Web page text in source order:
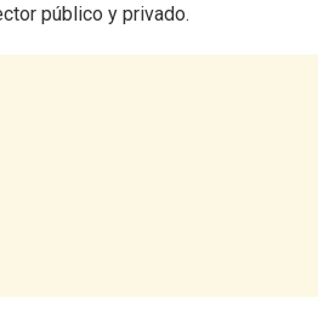
público y privado.